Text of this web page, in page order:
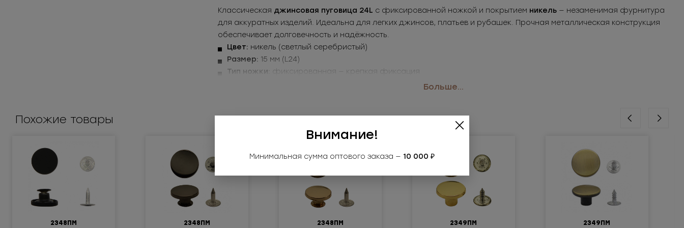
Классическая джинсовая пуговица 24L с фиксированной ножкой и покрытием никель — незаменимая фурнитура
для аккуратных изделий. Идеальна для легких джинсов, платьев и рубашек. Прочная металлическая конструкция
обеспечивает долговечность и надёжность.
Цвет: никель (светлый серебристый)
Размер: 15 мм (L24)
Тип ножки: фиксированная — крепкая фиксация
легкий деним, рубашки, платья, аксессуары
Больше...
Похожие товары
2348ПМ 2348ПМ 2348ПМ 2349ПМ 2349ПМ
Внимание!
Минимальная сумма оптового заказа — 10 000 ₽